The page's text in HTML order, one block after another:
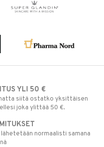
YLI 50 €
siitä ostatko yksittäisen
joka ylittää 50 €.
normaalisti samana